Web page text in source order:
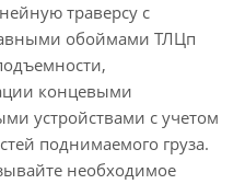
траверсу с
обоймами ТЛЦп
концевыми
устройствами с учетом
поднимаемого груза.
необходимое